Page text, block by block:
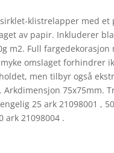
klistrelapper med et
av papir. Inkluderer
m2. Full fargedekorasjon
omslaget forhindrer
men tilbyr også
Arkdimensjon 75x75mm.
25 ark 21098001 ,
ark 21098004 .